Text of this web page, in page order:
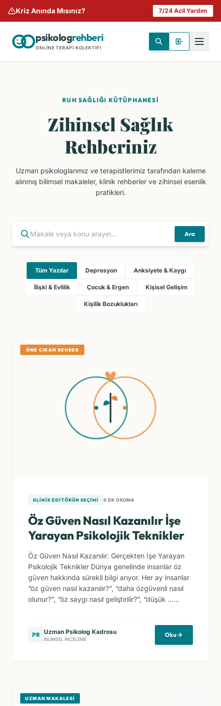
Kriz Anında Mısınız? 7/24 Acil Yardım
psikologrehberi
ONLINE TERAPI KOLEKTIFI
RUH SAĞLIĞI KÜTÜPHANESI
Zihinsel Sağlık
Rehberiniz
Uzman psikologlarımız ve terapistlerimiz tarafından kaleme
alınmış bilimsel makaleler, klinik rehberler ve zihinsel esenlik
pratikleri.
Ara
Tüm Yazılar Depresyon Anksiyete & Kaygı
İlişki & Evlilik Çocuk & Ergen Kişisel Gelişim
Kişilik Bozuklukları
ÖNE ÇIKAN REHBER
KLINIK EDITÖRÜN SEÇIMI 6 DK OKUMA
Öz Güven Nasıl Kazanılır İşe
Yarayan Psikolojik Teknikler
Öz Güven Nasıl Kazanılır: Gerçekten İşe Yarayan
Psikolojik Teknikler Dünya genelinde insanlar öz
güven hakkında sürekli bilgi arıyor. Her ay insanlar
“öz güven nasıl kazanılır?”, “daha özgüvenli nasıl
olunur?”, “öz saygı nasıl geliştirilir?”, “düşük ......
PR Uzman Psikolog Kadrosu
BILIMSEL İNCELEME
Oku
UZMAN MAKALESI